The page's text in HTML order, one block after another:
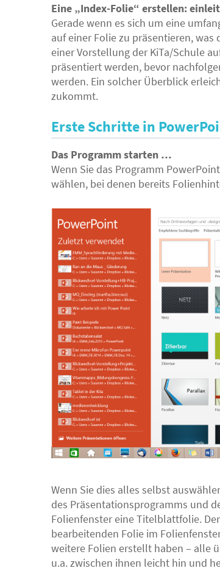
Eine „Index-Folie“ erstellen:
Gerade wenn es sich um eine
auf einer Folie zu präsentieren,
einer Vorstellung der KiTa/Schule
präsentiert werden, bevor
werden. Ein solcher Überblick
zukommt.
Erste Schritte in
Das Programm starten …
Wenn Sie das Programm
wählen, bei denen bereits
Wenn Sie dies alles selbst
des Präsentationsprogramms und
Folienfenster eine Titelblattfolie.
bearbeitenden Folie im
weitere Folien erstellt haben – alle
u.a. zwischen ihnen leicht hin und